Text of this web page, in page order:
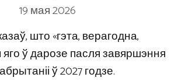
19 мая 2026
што «гэта, верагодна,
яго ў дарозе пасля завяршэння
ў 2027 годзе.